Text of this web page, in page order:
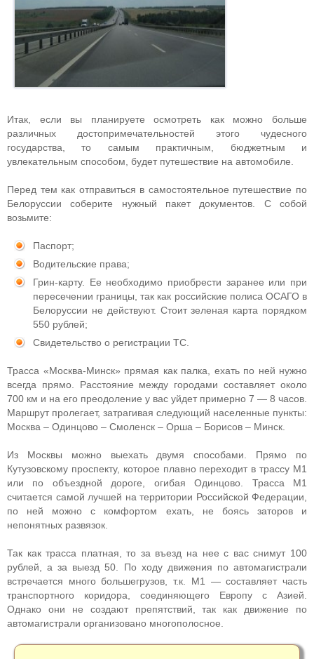
Итак, если вы планируете осмотреть как можно больше
различных достопримечательностей этого чудесного
государства, то самым практичным, бюджетным и
увлекательным способом, будет путешествие на автомобиле.
Перед тем как отправиться в самостоятельное путешествие по
Белоруссии соберите нужный пакет документов. С собой
возьмите:
Паспорт;
Водительские права;
Грин-карту. Ее необходимо приобрести заранее или при
пересечении границы, так как российские полиса ОСАГО в
Белоруссии не действуют. Стоит зеленая карта порядком
550 рублей;
Свидетельство о регистрации ТС.
Трасса «Москва-Минск» прямая как палка, ехать по ней нужно
всегда прямо. Расстояние между городами составляет около
700 км и на его преодоление у вас уйдет примерно 7 — 8 часов.
Маршрут пролегает, затрагивая следующий населенные пункты:
Москва – Одинцово – Смоленск – Орша – Борисов – Минск.
Из Москвы можно выехать двумя способами. Прямо по
Кутузовскому проспекту, которое плавно переходит в трассу М1
или по объездной дороге, огибая Одинцово. Трасса М1
считается самой лучшей на территории Российской Федерации,
по ней можно с комфортом ехать, не боясь заторов и
непонятных развязок.
Так как трасса платная, то за въезд на нее с вас снимут 100
рублей, а за выезд 50. По ходу движения по автомагистрали
встречается много большегрузов, т.к. М1 — составляет часть
транспортного коридора, соединяющего Европу с Азией.
Однако они не создают препятствий, так как движение по
автомагистрали организовано многополосное.